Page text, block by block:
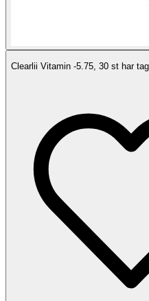
Clearlii Vitamin -5.75, 30 st har